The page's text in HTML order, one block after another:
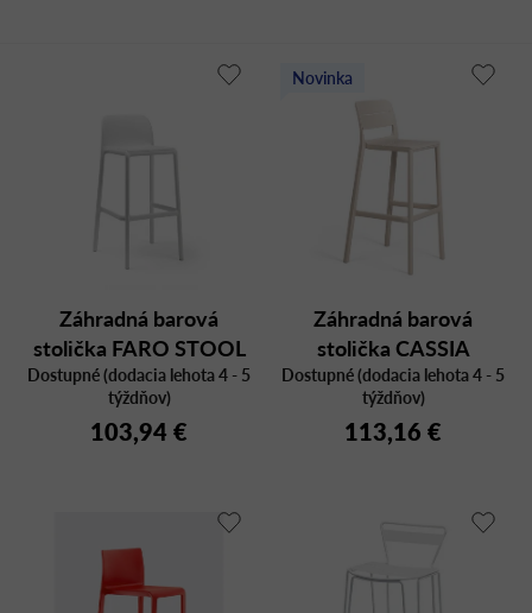
Záhradná barová
stolička FARO STOOL
Dostupné (dodacia lehota 4 - 5
týždňov)
103,94 €
Novinka
Záhradná barová
stolička CASSIA
STOOL
Dostupné (dodacia lehota 4 - 5
týždňov)
113,16 €